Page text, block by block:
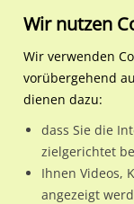
Regionale
Dehmer
Wir nutzen
Wir verwenden
vorübergehend
dienen dazu:
dass Sie die
zielgerichtet
Ihnen Videos,
angezeigt